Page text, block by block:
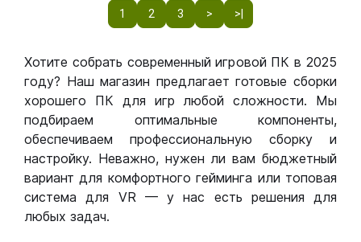
1 2 3 > >|
Хотите собрать современный игровой ПК в 2025
году? Наш магазин предлагает готовые сборки
хорошего ПК для игр любой сложности. Мы
подбираем оптимальные компоненты,
обеспечиваем профессиональную сборку и
настройку. Неважно, нужен ли вам бюджетный
вариант для комфортного гейминга или топовая
система для VR — у нас есть решения для
любых задач.